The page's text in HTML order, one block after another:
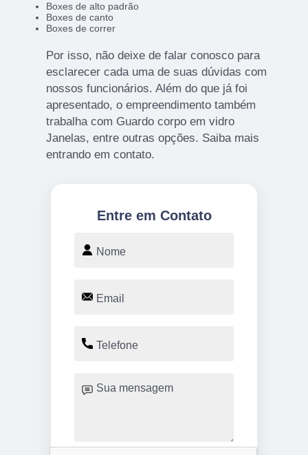
Boxes de alto padrão
Boxes de canto
Boxes de correr
Por isso, não deixe de falar conosco para
esclarecer cada uma de suas dúvidas com
nossos funcionários. Além do que já foi
apresentado, o empreendimento também
trabalha com Guardo corpo em vidro
Janelas, entre outras opções. Saiba mais
entrando em contato.
Entre em Contato